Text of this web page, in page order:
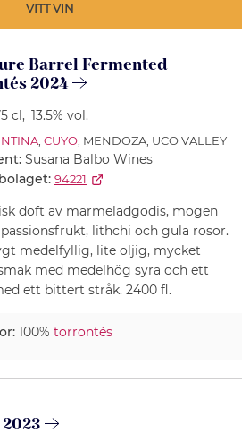
VITT VIN
Barrel Fermented
2024
cl, 13.5% vol.
, CUYO, MENDOZA, UCO VALLEY
Susana Balbo Wines
94221
doft av marmeladgodis, mogen
passionsfrukt, lithchi och gula rosor.
medelfyllig, lite oljig, mycket
med medelhög syra och ett
ett bittert stråk. 2400 fl.
100% torrontés